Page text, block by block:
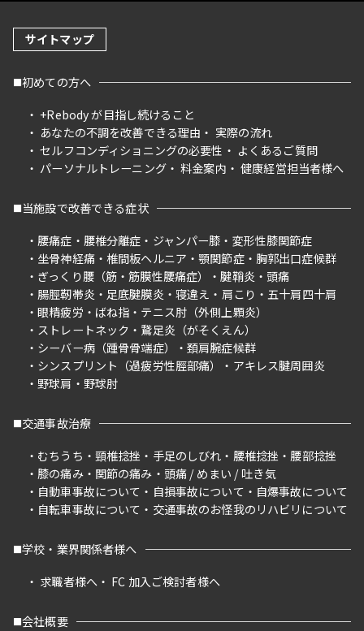
サイトマップ
初めての方へ
+Rebody が目指し続けること
あなたの不調を改善できる理由
実際の流れ
セルフコンディショニングの必要性
よくあるご質問
パーソナルトレーニング
料金案内 健康経営担当者様へ
当施設で改善できる症状
腰痛症
腰椎分離症 ジャンパー膝
変形性膝関節症
坐骨神経痛
椎間板ヘルニア 顎関節症
胸郭出口症候群
ぎっくり腰（筋・筋膜性腰痛症）
腱鞘炎
頭痛
腸脛靭帯炎
足底腱膜炎 寝違え 肩こり
五十肩四十肩
眼精疲労
ばね指
テニス肘（外側上顆炎）
ストレートネック
鵞足炎（がそくえん）
シーバー病（踵骨骨端症）
頚肩腕症候群
シンスプリント（過疲労性脛部痛）
アキレス腱周囲炎
野球肩
野球肘
交通事故治療
むちうち
頸椎捻挫 手足のしびれ 腰椎捻挫
腰部捻挫
膝の痛み
関節の痛み
頭痛 / めまい / 吐き気
自動車事故について
自損事故について
自爆事故について
自転車事故について
交通事故のお怪我のリハビリについて
学校・業界関係者様へ
求職者様へ
FC 加入ご検討者様へ
会社概要